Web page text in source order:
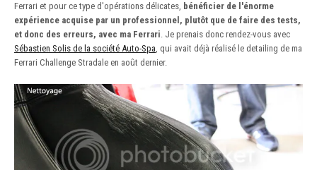
Ferrari et pour ce type d'opérations délicates, bénéficier de l'énorme
expérience acquise par un professionnel, plutôt que de faire des tests,
et donc des erreurs, avec ma Ferrari. Je prenais donc rendez-vous avec
Sébastien Solis de la société Auto-Spa, qui avait déjà réalisé le detailing de ma
Ferrari Challenge Stradale en août dernier.